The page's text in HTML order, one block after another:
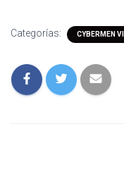
Categorías: CYBERMEN